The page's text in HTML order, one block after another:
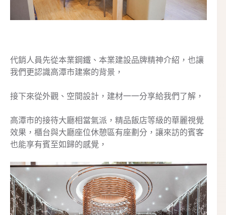
代銷人員先從本業鋼鐵、本業建設品牌精神介紹，也讓
我們更認識高潭市建案的背景，
接下來從外觀、空間設計，建材一一分享給我們了解，
高潭市的接待大廳相當氣派，精品飯店等級的華麗視覺
效果，櫃台與大廳座位休憩區有座劃分，讓來訪的賓客
也能享有賓至如歸的感覺，